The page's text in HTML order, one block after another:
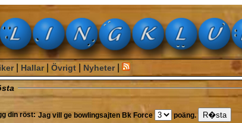
| Hallar| Övrigt Nyheter|
din röst: Jag vill ge bowlingsajten Bk Force poäng.